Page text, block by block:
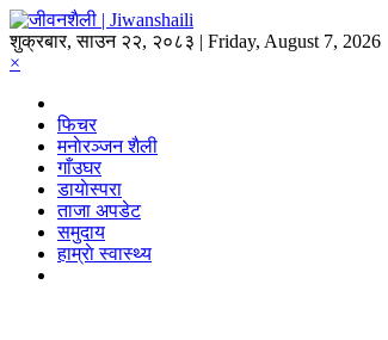
शुक्रबार, साउन २२, २०८३ | Friday, August 7, 2026
×
फिचर
मनाेरञ्जन शैली
गाँउघर
डायाेस्परा
ताजा अपडेट
समुदाय
हाम्राे स्वास्थ्य